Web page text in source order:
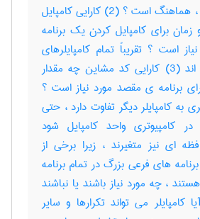
آن را اجرا می کند ، هماهنگ است ؟ (2) کارایی کامپایل
برای کامپایل کردن یک برنامه
است ؟ تقریباً تمام کامپایلرهای
مدرن بسیار سریع اند (3) کارایی کد مشاین چه مقدار
برنامه ی مقصد مورد نیاز است ؟
به کامپایلر دیگر تفاوت دارد ، حتی
در کامپیوتری واحد کامپایل شود
ای نیز متغیرند ، زیرا برخی از
های فرعی بزرگ در تمام برنامه
، چه مورد نیاز باشند یا نباشند
کامپایلر می تواند تکرارها و سایر